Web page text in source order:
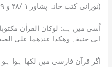
نورانی کتب خانہ پشاور ۱ /۳۸ و ۳۹)
اُسی میں ہے: لوکان القراٰن
ابی حنیفۃ وھکذا عندھما علی
اگر قرآن فارسی میں لکھا ہوا ہو